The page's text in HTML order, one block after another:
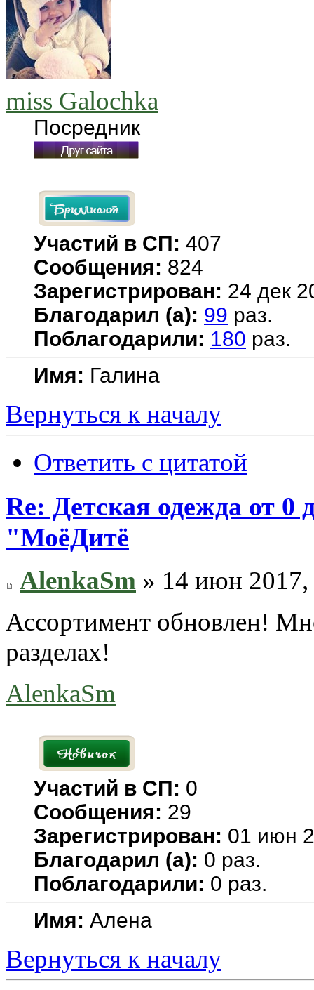
miss Galochka
Посредник
Участий в СП: 407
Сообщения: 824
Зарегистрирован: 24 дек
Благодарил (а): 99 раз.
Поблагодарили: 180 раз.
Имя: Галина
Вернуться к началу
Ответить с цитатой
Re: Детская одежда от
"МоёДитё
AlenkaSm » 14 июн 2017,
Ассортимент обновлен!
разделах!
AlenkaSm
Участий в СП: 0
Сообщения: 29
Зарегистрирован: 01 июн
Благодарил (а): 0 раз.
Поблагодарили: 0 раз.
Имя: Алена
Вернуться к началу